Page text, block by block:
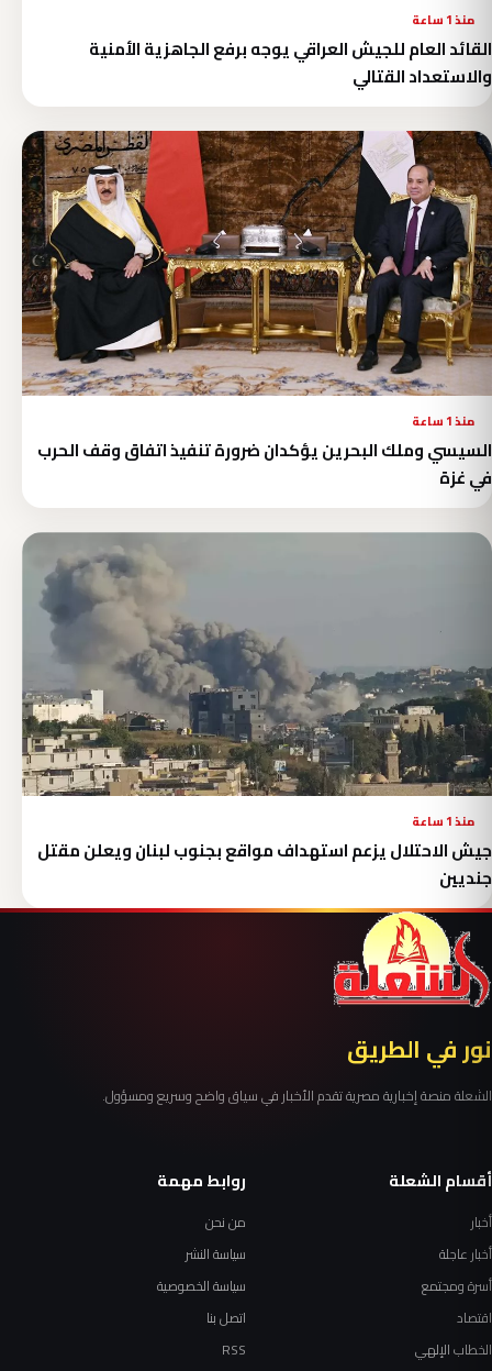
منذ 1 ساعة
القائد العام للجيش العراقي يوجه برفع الجاهزية الأمنية
والاستعداد القتالي
منذ 1 ساعة
السيسي وملك البحرين يؤكدان ضرورة تنفيذ اتفاق وقف الحرب
في غزة
منذ 1 ساعة
جيش الاحتلال يزعم استهداف مواقع بجنوب لبنان ويعلن مقتل
جنديين
نور في الطريق
الشعلة منصة إخبارية مصرية تقدم الأخبار في سياق واضح وسريع ومسؤول.
أقسام الشعلة
أخبار
أخبار عاجلة
أسرة ومجتمع
اقتصاد
الخطاب الإلهي
روابط مهمة
من نحن
سياسة النشر
سياسة الخصوصية
اتصل بنا
RSS